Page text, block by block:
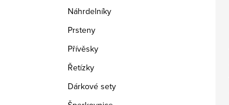
Náhrdelníky
Prsteny
Přívěsky
Řetízky
Dárkové sety